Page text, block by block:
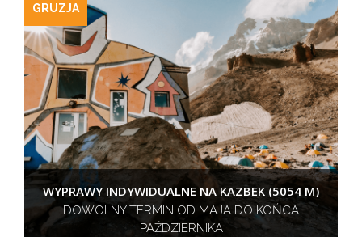
WYPRAWY INDYWIDUALNE NA KAZBEK (5054 M)
DOWOLNY TERMIN OD MAJA DO KOŃCA
PAŹDZIERNIKA
GRUZJA